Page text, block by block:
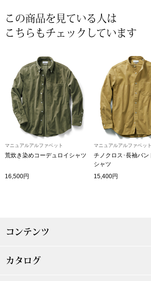
セイコー〉マウリッツハイス美術館公認フェ
ランド
集
すべて見る
この商品を見ている人は
こちらもチェックしています
マニュアルアルファベット
荒炊き染めコーデュロイシャツ
16,500円
マニュアルアルファベット
チノクロス･長袖バン
シャツ
15,400円
コンテンツ
カタログ